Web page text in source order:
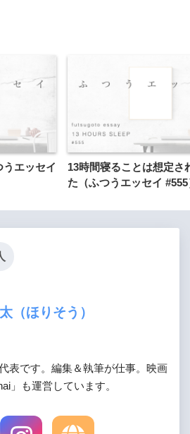
エッセイ
13時間寝ることは想定さ
た（ふつうエッセイ #555
（ほりそう）
表です。編集＆執筆が仕事。映画
」も運営しています。